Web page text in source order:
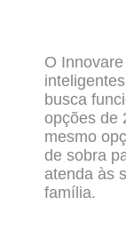
O
busca
opções de
mesmo
de sobra
atenda às
família.